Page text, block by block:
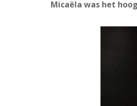
Micaëla was het